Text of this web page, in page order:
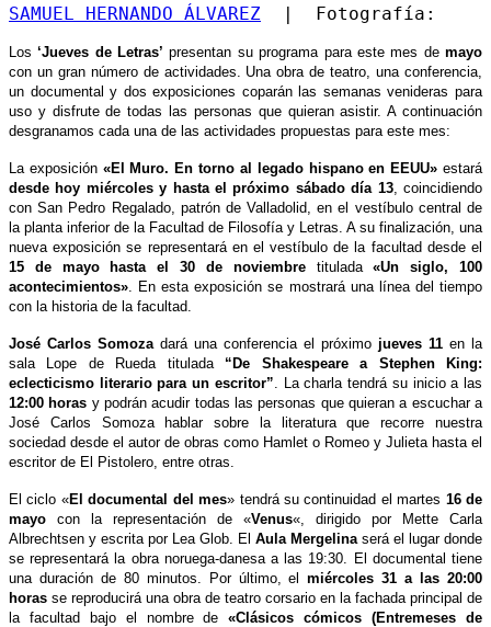
SAMUEL HERNANDO ÁLVAREZ
  |  Fotografía:
Los ‘Jueves de Letras’ presentan su programa para este mes demayo
con un gran número de actividades. Una obra de teatro, una conferencia,
un documental y dos exposiciones coparán las semanas venideras para
uso y disfrute de todas las personas que quieran asistir. A continuación
desgranamos cada una de las actividades propuestas para este mes:
La exposición «El Muro. En torno al legado hispano en EEUU» estará
desde hoy miércoles y hasta el próximo sábado día 13, coincidiendo
con San Pedro Regalado, patrón de Valladolid, en el vestíbulo central de
la planta inferior de la Facultad de Filosofía y Letras. A su finalización, una
nueva exposición se representará en el vestíbulo de la facultad desde el
15 de mayo hasta el 30 de noviembretitulada«Un siglo, 100
acontecimientos» . En esta exposición se mostrará una línea del tiempo
con la historia de la facultad.
José Carlos Somoza dará una conferencia el próximo jueves 11 en la
sala Lope de Rueda titulada “De Shakespeare a Stephen King:
eclecticismo literario para un escritor” . La charla tendrá su inicio a las
12:00 horas y podrán acudir todas las personas que quieran a escuchar a
José Carlos Somoza hablar sobre la literatura que recorre nuestra
sociedad desde el autor de obras como Hamlet o Romeo y Julieta hasta el
escritor de El Pistolero, entre otras.
El ciclo «El documental del mes» tendrá su continuidad el martes 16 de
mayo con la representación de «Venus«, dirigido por Mette Carla
Albrechtsen y escrita por Lea Glob. El Aula Mergelina será el lugar donde
se representará la obra noruega-danesa a las 19:30. El documental tiene
una duración de 80 minutos. Por último, elmiércoles 31 a las 20:00
horas se reproducirá una obra de teatro corsario en la fachada principal de
la facultad bajo el nombre de«Clásicos cómicos (Entremeses de